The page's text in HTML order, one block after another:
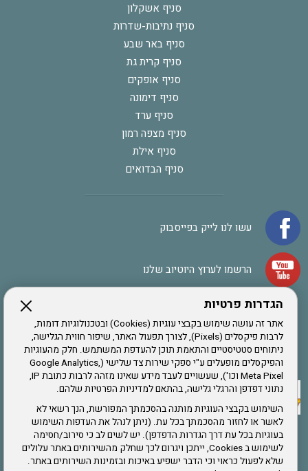
הגדרות פרטיות
אתר זה עושה שימוש בקבצי עוגיות (Cookies) ובטכנולוגיות דומות,
לרבות פיקסלים (Pixels), לצורך תפעול האתר, שיפור חווית הגלישה,
ניתוחים סטטיסטיים והתאמת תוכן להעדפת המשתמש. חלק מהעוגיות
והפיקסלים מופעלים ע"י ספקי שירות צד שלישי (Google Analytics,
Meta Pixel וכו'), שעשויים לעבד מידע שאינו מזהה לרבות כתובת IP,
נתוני דפדפן והרגלי גלישה, בהתאם למדיניות הפרטיות שלהם.
השימוש בקבצי העוגיות מותנה בהסכמתך המפורשת, הנך רשאי לא
לאשר או לחזור מהסכמתך בכל עת. (ניתן לנהל את העדפות השימוש
בעוגיות בכל עת דרך הגדרות הדפדפן). יש לשים לב כי סירוב/חסימה
לשימוש ב Cookies, ייתכן ויגרום לכך שחלק מהשירותים באתר עלולים
שלא לפעול כראוי וכי הדבר ישפיע באיכות ובזמינות השירותים באתר.
סניף אשקלון
סניף נתיבות-שדרות
סניף באר שבע
סניף קרית גת
סניף אופקים
סניף דימונה
סניף ערד
סניף מצפה רמון
סניף אילת
סניף הבדואים
עשו לנו לייק בפייסבוק
הרשמו לערוץ היוטיוב שלנו
אתר צה"ל
תקנון האתר
שירותים